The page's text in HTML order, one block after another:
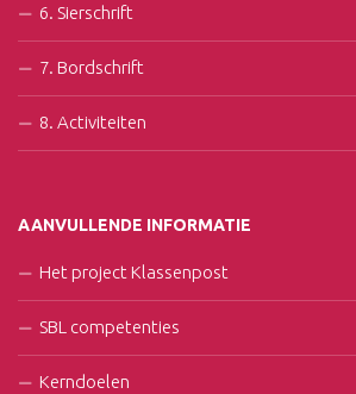
6. Sierschrift
7. Bordschrift
8. Activiteiten
AANVULLENDE INFORMATIE
Het project Klassenpost
SBL competenties
Kerndoelen